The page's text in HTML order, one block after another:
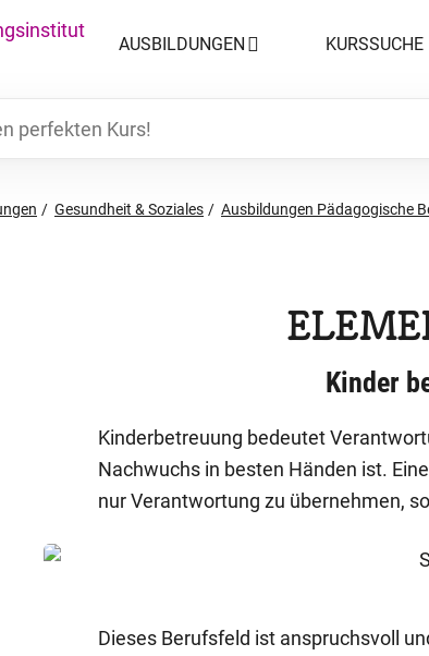
AUSBILDUNGEN KURSSUCHE
Gesundheit & ­Soziales Ausbildungen Pädagogische
Kinder
Kinderbetreuung bedeutet
Nachwuchs in besten Händen ist.
nur Verantwortung zu übernehmen,
Dieses Berufsfeld ist anspruchsvoll